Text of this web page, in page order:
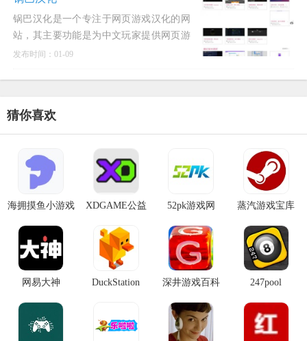
投入或复杂操作，即可体验到简
锅巴汉化是一个专注于网页游戏汉化的网
站，其主要功能是为中文玩家提供网页游
戏的本地化服务。锅巴汉化团队通过开发
发布时间：01-09
猜你喜欢
海拥摸鱼小游戏
XDGAME公益
52pk游戏网 蒸汽游戏宝库
网易大神 DuckStation 深井游戏百科 247pool